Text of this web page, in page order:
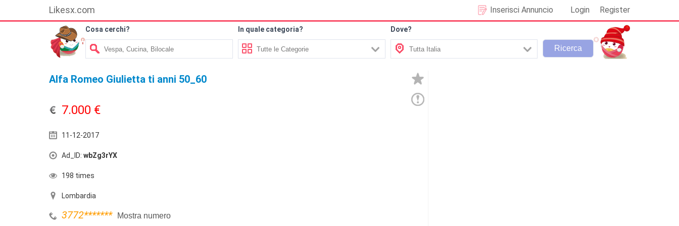
Likesx.com Login Register
Inserisci Annuncio
Cosa cerchi? In quale categoria? Dove?
Alfa Romeo Giulietta ti anni 50_60
7.000 €
11-12-2017
Ad_ID: wbZg3rYX
198 times
Lombardia
3772******* Mostra numero